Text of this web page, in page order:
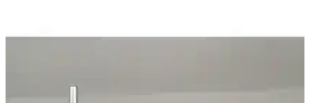
Seçenekler: Madame Coco Chase Asılabilir Soft